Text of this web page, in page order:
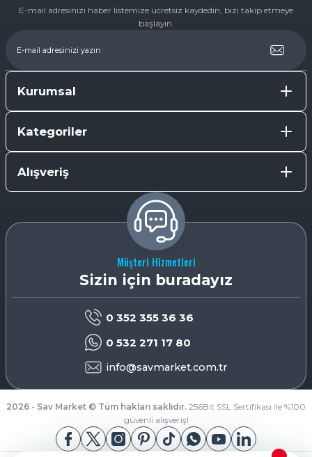
E-mail adresinizi haber listemize ücretsiz kaydedin, bizi takip etmeye
başlayın.
Kurumsal
Kategoriler
Alışveriş
Müşteri Hizmetleri
Sizin için buradayız
0 352 355 36 36
0 532 271 17 80
info@savmarket.com.tr
2026 - Sav Market © Tüm hakları saklıdır. 256Bit SSL Sertifikası ile %100
güvenli alışveriş!